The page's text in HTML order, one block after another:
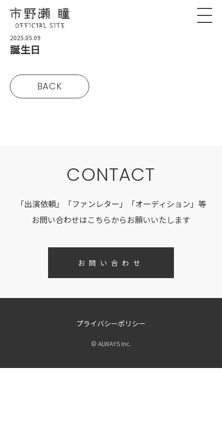
2025.05.09
誕生日
BACK
CONTACT
「出演依頼」「ファンレター」「オーディション」等
お問い合わせはこちらからお願いいたします
お問い合わせ
プライバシーポリシー
© ALWAYS Inc.